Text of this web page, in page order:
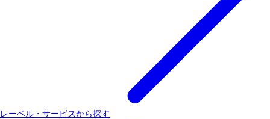
レーベル・サービスから探す